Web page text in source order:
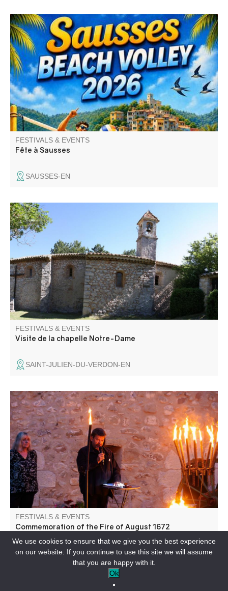
Fête avec repas festif, concours de boules, défilé aux
lampions, atelier enfants, bal le samedi, tournoi de Beach-
Volley, barbecue party et bal masqué "Anges et Démon"
le dimanche.
FESTIVALS & EVENTS
Fête à Sausses
SAUSSES-EN
Anciennement église du village, la chapelle Notre-Dame
avec son cimetière à proximité, date, sous sa forme
actuelle, du XVIIème siècle.
FESTIVALS & EVENTS
Visite de la chapelle Notre-Dame
SAINT-JULIEN-DU-VERDON-EN
Almost entirely ravaged by a violent fire that claimed
many victims, Colmars celebrates this tragedy in memory
of its inhabitants who paid with their lives. A torchlight
procession and an account of the fire punctuate this
evening of remembrance.
FESTIVALS & EVENTS
Commemoration of the Fire of August 1672
COLMARS-EN
We use cookies to ensure that we give you the best experience
on our website. If you continue to use this site we will assume
that you are happy with it.
Ok